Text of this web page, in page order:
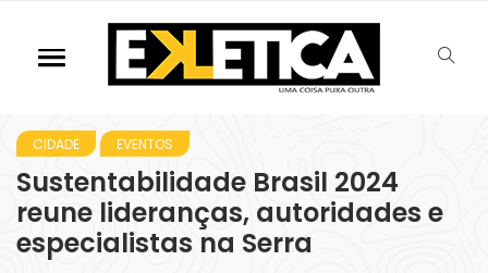
CIDADE EVENTOS
Sustentabilidade Brasil 2024
reune lideranças, autoridades e
especialistas na Serra